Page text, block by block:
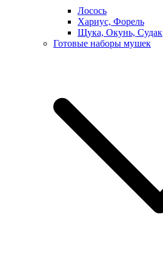
Лосось
Хариус, Форель
Щука, Окунь, Судак
Готовые наборы мушек